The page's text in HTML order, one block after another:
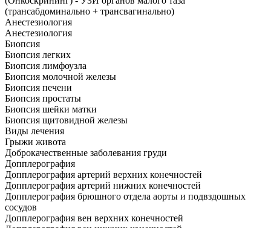
(трансабдоминально + трансвагинально)
Анестезиология
Анестезиология
Биопсия
Биопсия легких
Биопсия лимфоузла
Биопсия молочной железы
Биопсия печени
Биопсия простаты
Биопсия шейки матки
Биопсия щитовидной железы
Виды лечения
Грыжи живота
Доброкачественные заболевания груди
Допплерография
Допплерография артерий верхних конечностей
Допплерография артерий нижних конечностей
Допплерография брюшного отдела аорты и подвздошных
сосудов
Допплерография вен верхних конечностей